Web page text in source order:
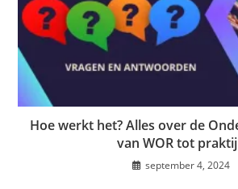
Hoe werkt het? Alles over de
van WOR tot
september 4, 2024